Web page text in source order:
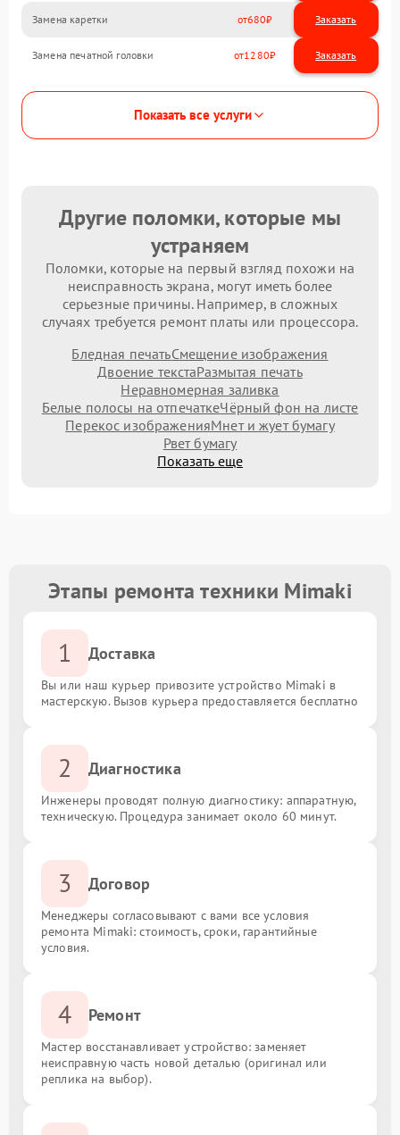
Замена каретки 680
Замена печатной головки 1280
Показать все услуги
Другие поломки, которые мы
устраняем
Поломки, которые на первый взгляд похожи на
неисправность экрана, могут иметь более
серьезные причины. Например, в сложных
случаях требуется ремонт платы или процессора.
Бледная печатьСмещение изображения
Двоение текстаРазмытая печать
Неравномерная заливка
Белые полосы на отпечаткеЧёрный фон на листе
Перекос изображенияМнет и жует бумагу
Рвет бумагу
Показать еще
Этапы ремонта техники Mimaki
1 Доставка
Вы или наш курьер привозите устройство Mimaki в
мастерскую. Вызов курьера предоставляется бесплатно
2 Диагностика
Инженеры проводят полную диагностику: аппаратную,
техническую. Процедура занимает около 60 минут.
3 Договор
Менеджеры согласовывают с вами все условия
ремонта Mimaki: стоимость, сроки, гарантийные
условия.
4 Ремонт
Мастер восстанавливает устройство: заменяет
неисправную часть новой деталью (оригинал или
реплика на выбор).